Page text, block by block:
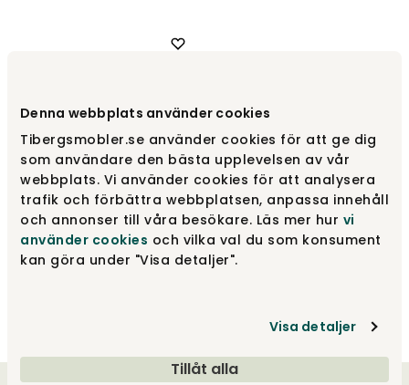
Denna webbplats använder cookies
Tibergsmobler.se använder cookies för att ge dig
som användare den bästa upplevelsen av vår
webbplats. Vi använder cookies för att analysera
trafik och förbättra webbplatsen, anpassa innehåll
och annonser till våra besökare. Läs mer hur vi
använder cookies och vilka val du som konsument
kan göra under "Visa detaljer".
Visa detaljer
Tillåt alla
Textilsladdset Sand 2 m
Ferm Living